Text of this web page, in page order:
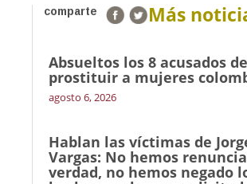
comparte Más
Absueltos los 8 acusados de
prostituir a mujeres
agosto 6, 2026
Hablan las víctimas de
Vargas: No hemos
verdad, no hemos negado